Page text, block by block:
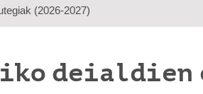
(2026-2027)
deialdien